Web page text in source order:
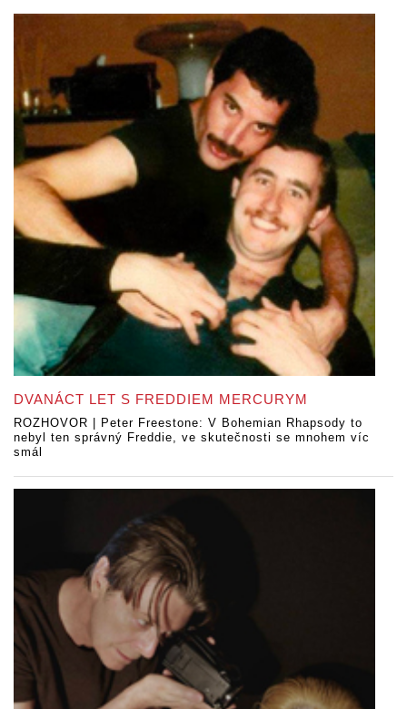
DVANÁCT LET S FREDDIEM MERCURYM
ROZHOVOR | Peter Freestone: V Bohemian Rhapsody to
nebyl ten správný Freddie, ve skutečnosti se mnohem víc
smál